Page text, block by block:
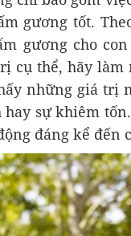
gương tốt.
gương cho
cụ thể, hãy làm
những giá trị
hay sự khiêm
đáng kể